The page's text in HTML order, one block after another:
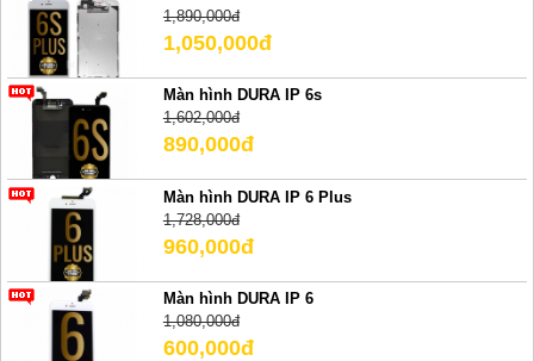
1,890,000đ
1,050,000đ
Màn hình DURA IP 6s
1,602,000đ
890,000đ
Màn hình DURA IP 6 Plus
1,728,000đ
960,000đ
Màn hình DURA IP 6
1,080,000đ
600,000đ